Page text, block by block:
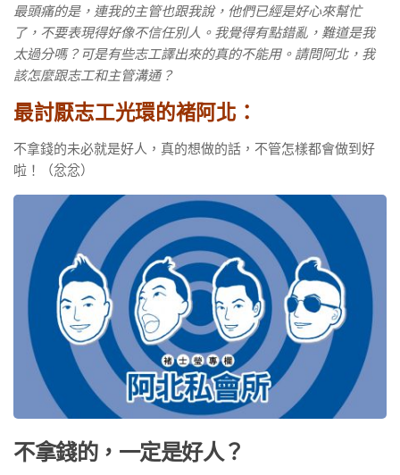
最頭痛的是，連我的主管也跟我說，他們已經是好心來幫忙
了，不要表現得好像不信任別人。我覺得有點錯亂，難道是我
太過分嗎？可是有些志工譯出來的真的不能用。請問阿北，我
該怎麼跟志工和主管溝通？
最討厭志工光環的褚阿北：
不拿錢的未必就是好人，真的想做的話，不管怎樣都會做到好
啦！（忿忿）
不拿錢的，一定是好人？